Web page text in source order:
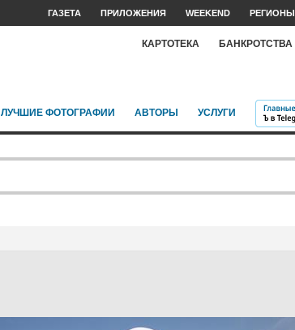
ГАЗЕТА ПРИЛОЖЕНИЯ WEEKEND РЕГИОНЫ
КАРТОТЕКА БАНКРОТСТВА
ЛУЧШИЕ ФОТОГРАФИИ АВТОРЫ УСЛУГИ